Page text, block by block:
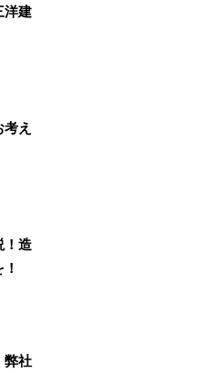
洋建
考え
！造
弊社